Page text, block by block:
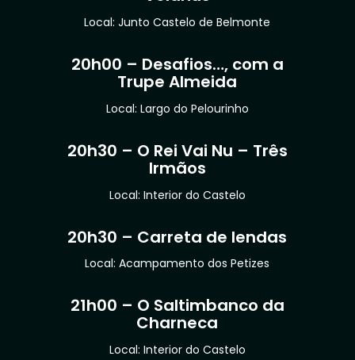
Local: Junto Castelo de Belmonte
20h00 – Desafios…, com a
Trupe Almeida
Local: Largo do Pelourinho
20h30 – O Rei Vai Nu – Três
Irmãos
Local: Interior do Castelo
20h30 – Carreta de lendas
Local: Acampamento dos Petizes
21h00 – O Saltimbanco da
Charneca
Local: Interior do Castelo